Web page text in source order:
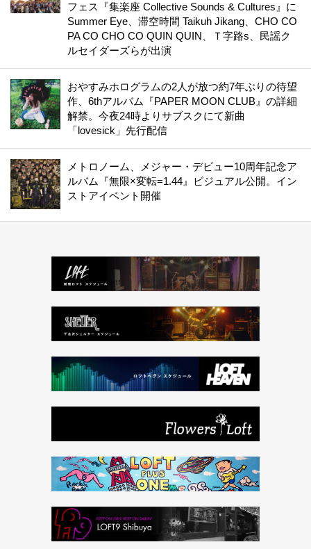
フェス『集楽座 Collective Sounds & Cultures』に
Summer Eye、滞空時間 Taikuh Jikang、CHO CO
PA CO CHO CO QUIN QUIN、Ｔ字路s、民謡ク
ルセイダーズらが出演
おやすみホログラムの2人が放つ約7年ぶりの待望
作、6thアルバム『PAPER MOON CLUB』の詳細
解禁。今夜24時よりサブスクにて新曲
「lovesick」先行配信
メトロノーム、メジャー・デビュー10周年記念ア
ルバム『無限×変転=1.44』ビジュアル公開。イン
ストアイベント開催